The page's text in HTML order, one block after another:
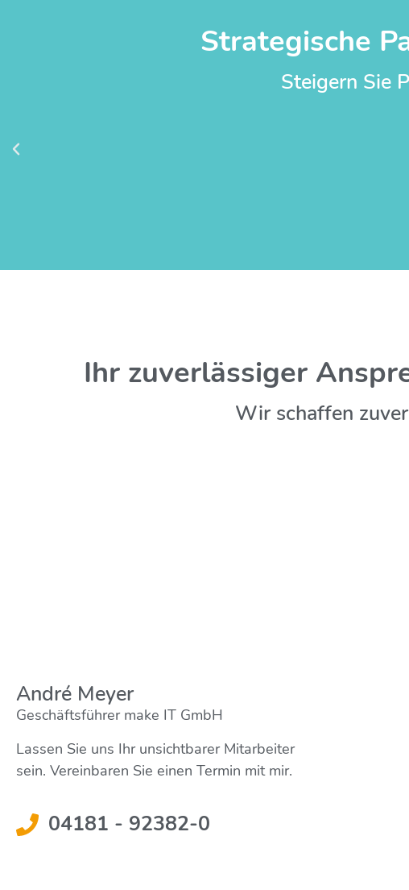
Strategische
Steigern Sie
Ihr zuverlässiger
Wir schaffen
André Meyer
Geschäftsführer make IT GmbH
Lassen Sie uns Ihr unsichtbarer Mitarbeiter
sein. Vereinbaren Sie einen Termin mit mir.
04181 - 92382-0